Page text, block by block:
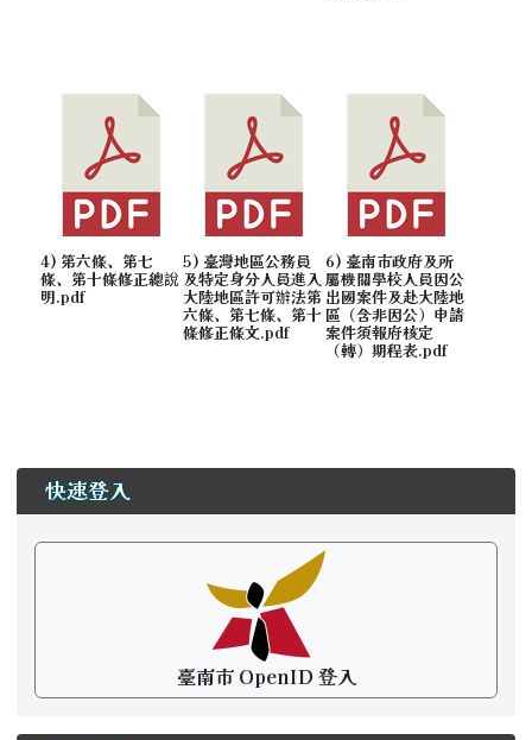
4) 第六條、第七
條、第十條修正總說
明.pdf
5) 臺灣地區公務員
及特定身分人員進入
大陸地區許可辦法第
六條、第七條、第十
條修正條文.pdf
6) 臺南市政府及所
屬機關學校人員因公
出國案件及赴大陸地
區（含非因公）申請
案件須報府核定
（轉）期程表.pdf
左邊區域內容
快速登入
臺南市 OpenID 登入